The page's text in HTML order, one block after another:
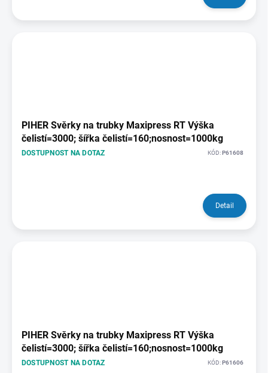
PIHER Svěrky na trubky Maxipress RT Výška
čelistí=3000; šířka čelistí=160;nosnost=1000kg
DOSTUPNOST NA DOTAZ KÓD: P61608
Detail
PIHER Svěrky na trubky Maxipress RT Výška
čelistí=3000; šířka čelistí=160;nosnost=1000kg
DOSTUPNOST NA DOTAZ KÓD:P61606